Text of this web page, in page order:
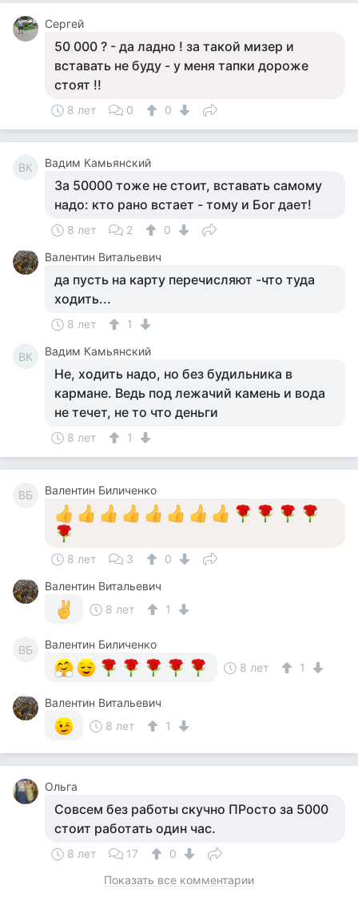
Сергей
50 000 ? - да ладно ! за такой мизер и
вставать не буду - у меня тапки дороже
стоят !!
8 лет 0 0
ВК Вадим Камьянский
За 50000 тоже не стоит, вставать самому
надо: кто рано встает - тому и Бог дает!
8 лет 2
0
Валентин Витальевич
да пусть на карту перечисляют -что туда
ходить...
8 лет 1
ВК Вадим Камьянский
Не, ходить надо, но без будильника в
кармане. Ведь под лежачий камень и вода
не течет, не то что деньги
8 лет 1
ВБ Валентин Биличенко
8 лет 3
0
Валентин Витальевич
8 лет
1
ВБ
Валентин Биличенко
8 лет
1
Валентин Витальевич
8 лет
1
Ольга
Совсем без работы скучно ПРосто за 5000
стоит работать один час.
8 лет 17
0
Показать все комментарии